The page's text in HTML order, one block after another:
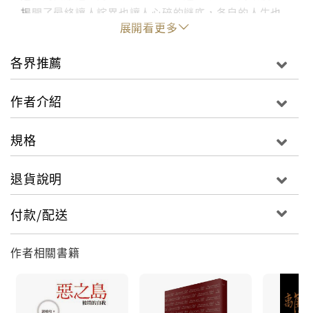
揭開了最終讓人詫異也讓人心碎的謎底，各自的人生也
因為這個死亡而得到救贖。
展開看更多
各界推薦
作者介紹
規格
退貨說明
付款/配送
作者相關書籍